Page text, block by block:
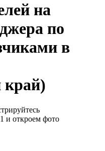
на
по
в
край)
и откроем фото